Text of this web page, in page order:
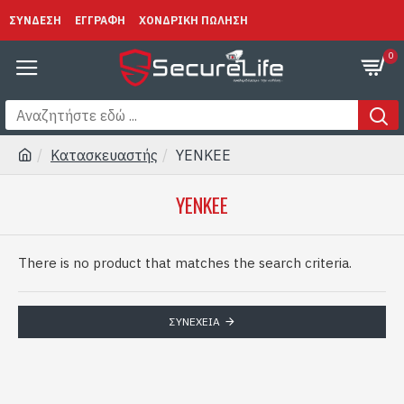
ΣΥΝΔΕΣΗ ΕΓΓΡΑΦΗ ΧΟΝΔΡΙΚΗ ΠΩΛΗΣΗ
0
Κατασκευαστής YENKEE
YENKEE
There is no product that matches the search criteria.
ΣΥΝΈΧΕΙΑ